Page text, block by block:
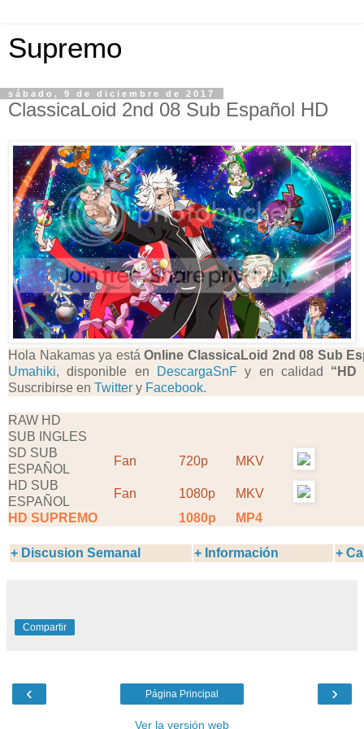
Supremo
sábado, 9 de diciembre de 2017
ClassicaLoid 2nd 08 Sub Español HD
Hola Nakamas ya estáOnline ClassicaLoid 2nd 08 Sub
Umahiki, disponible en DescargaSnF y en calidad “HD
Suscribirse en Twitter y Facebook.
RAW HD
SUB INGLES
SD SUB
ESPAÑOL
Fan 720p
MKV
HD SUB
ESPAÑOL
Fan 1080p
MKV
HD SUPREMO
1080p MP4
+ Discusion Semanal + Información +
Compartir
‹ ›
Página Principal
Ver la versión web